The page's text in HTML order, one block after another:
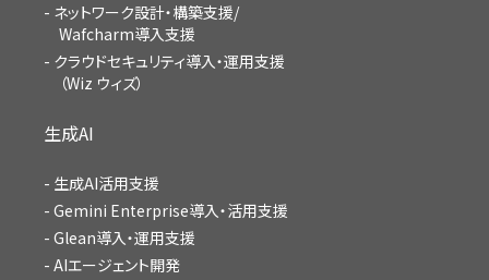
ネットワーク設計・構築支援/
Wafcharm導入支援
クラウドセキュリティ導入・運用支援
（Wiz ウィズ）
生成AI
生成AI活用支援
Gemini Enterprise導入・活用支援
Glean導入・運用支援
AIエージェント開発